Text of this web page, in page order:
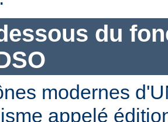
du
modernes
appelé